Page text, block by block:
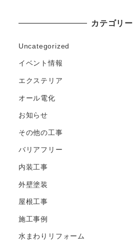
カテゴリー
Uncategorized
イベント情報
エクステリア
オール電化
お知らせ
その他の工事
バリアフリー
内装工事
外壁塗装
屋根工事
施工事例
水まわりリフォーム